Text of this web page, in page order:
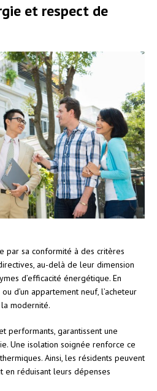
et respect de
par sa conformité à des critères
au-delà de leur dimension
d’efficacité énergétique. En
d’un appartement neuf, l’acheteur
modernité.
performants, garantissent une
Une isolation soignée renforce ce
Ainsi, les résidents peuvent
en réduisant leurs dépenses